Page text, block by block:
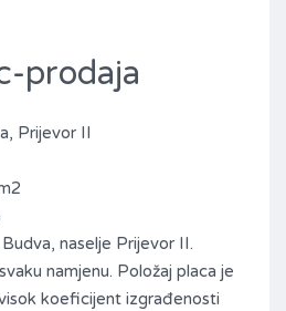
prodaja
Prijevor II
, naselje Prijevor II.
namjenu. Položaj placa je
koeficijent izgrađenosti